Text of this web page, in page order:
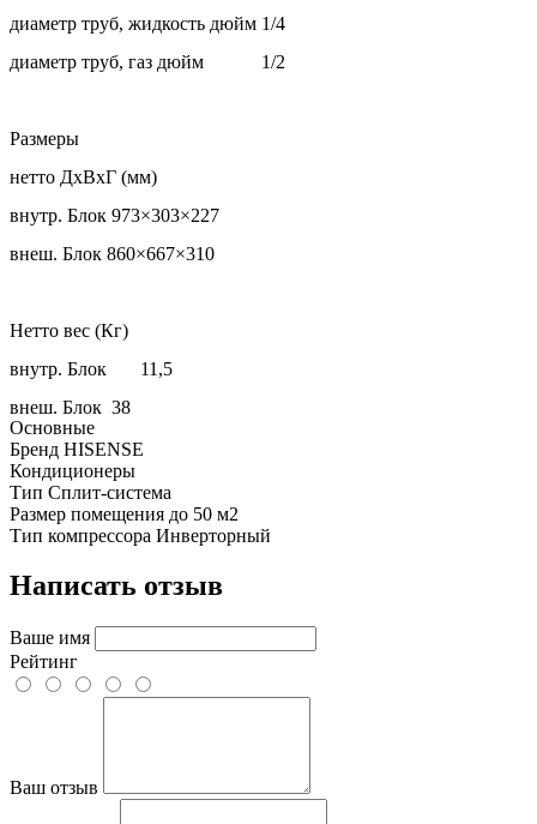
диаметр труб, жидкость дюйм 1/4
диаметр труб, газ дюйм 1/2
Размеры
нетто ДxВxГ (мм)
внутр. Блок 973×303×227
внеш. Блок 860×667×310
Нетто вес (Кг)
внутр. Блок 11,5
внеш. Блок 38
Основные
Бренд HISENSE
Кондиционеры
Тип Сплит-система
Размер помещения до 50 м2
Тип компрессора Инверторный
Написать отзыв
Ваше имя
Рейтинг
Ваш отзыв